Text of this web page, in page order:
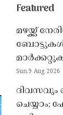
Featured
മഴയ്ക്ക്
ബോട്ടുകൾ
Sun,9 Aug 2026
ദിവസവും
ചെയ്യാം;